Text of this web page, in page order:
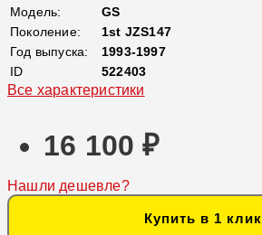
Модель:
GS
Поколение:
1st JZS147
Год выпуска:
1993-1997
ID
522403
Все характеристики
16 100 ₽
Нашли дешевле?
Купить в 1 клик